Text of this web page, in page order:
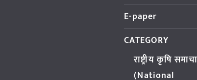
E-paper
CATEGORY
राष्ट्रीय कृषि
(National